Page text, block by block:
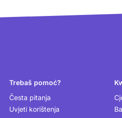
Trebaš pomoć?
Česta pitanja
Uvjeti korištenja